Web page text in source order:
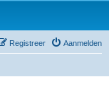
Aanmelden
Registreer